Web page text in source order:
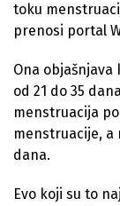
toku
prenosi portal
Ona
od 21 do 35
menstruacija
menstruacije, a
dana.
Evo koji su to